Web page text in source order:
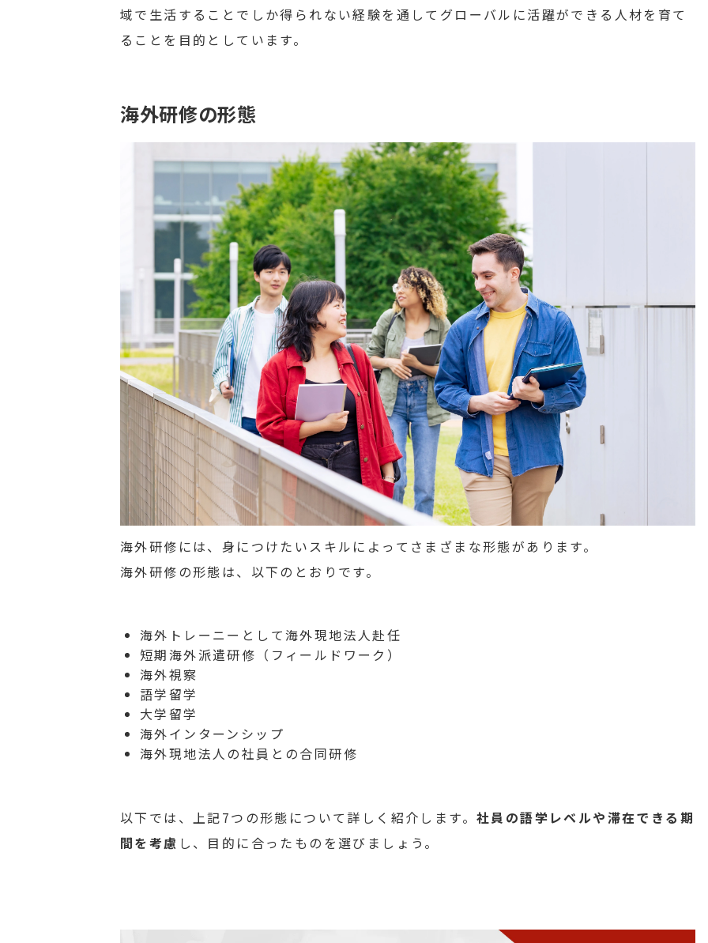
域で生活することでしか得られない経験を通してグローバルに活躍ができる人材を育て
ることを目的としています。
海外研修の形態
海外研修には、身につけたいスキルによってさまざまな形態があります。
海外研修の形態は、以下のとおりです。
海外トレーニーとして海外現地法人赴任
短期海外派遣研修（フィールドワーク）
海外視察
語学留学
大学留学
海外インターンシップ
海外現地法人の社員との合同研修
以下では、上記7つの形態について詳しく紹介します。 社員の語学レベルや滞在できる期
間を考慮 し、目的に合ったものを選びましょう。